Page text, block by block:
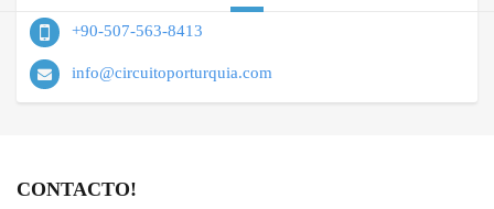
+90-507-563-8413
info@circuitoporturquia.com
CONTACTO!